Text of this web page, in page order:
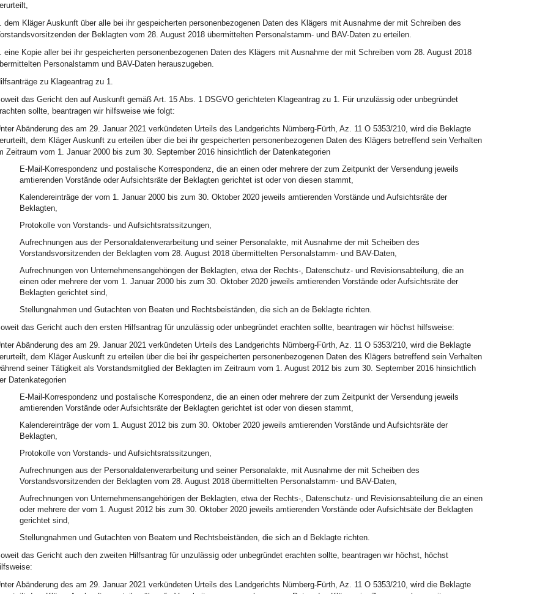
dem Kläger Auskunft über alle bei ihr gespeicherten personenbezogenen Daten des Klägers mit Ausnahme der mit Schreiben des
der Beklagten vom 28. August 2018 übermittelten Personalstamm- und BAV-Daten zu erteilen.
eine Kopie aller bei ihr gespeicherten personenbezogenen Daten des Klägers mit Ausnahme der mit Schreiben vom 28. August 2018
Personalstamm und BAV-Daten herauszugeben.
zu Klageantrag zu 1.
das Gericht den auf Auskunft gemäß Art. 15 Abs. 1 DSGVO gerichteten Klageantrag zu 1. Für unzulässig oder unbegründet
sollte, beantragen wir hilfsweise wie folgt:
Abänderung des am 29. Januar 2021 verkündeten Urteils des Landgerichts Nürnberg-Fürth, Az. 11 O 5353/210, wird die Beklagte
dem Kläger Auskunft zu erteilen über die bei ihr gespeicherten personenbezogenen Daten des Klägers betreffend sein Verhalten
Zeitraum vom 1. Januar 2000 bis zum 30. September 2016 hinsichtlich der Datenkategorien
E-Mail-Korrespondenz und postalische Korrespondenz, die an einen oder mehrere der zum Zeitpunkt der Versendung jeweils
amtierenden Vorstände oder Aufsichtsräte der Beklagten gerichtet ist oder von diesen stammt,
Kalendereinträge der vom 1. Januar 2000 bis zum 30. Oktober 2020 jeweils amtierenden Vorstände und Aufsichtsräte der
Beklagten,
Protokolle von Vorstands- und Aufsichtsratssitzungen,
Aufrechnungen aus der Personaldatenverarbeitung und seiner Personalakte, mit Ausnahme der mit Scheiben des
Vorstandsvorsitzenden der Beklagten vom 28. August 2018 übermittelten Personalstamm- und BAV-Daten,
Aufrechnungen von Unternehmensangehöngen der Beklagten, etwa der Rechts-, Datenschutz- und Revisionsabteilung, die an
einen oder mehrere der vom 1. Januar 2000 bis zum 30. Oktober 2020 jeweils amtierenden Vorstände oder Aufsichtsräte der
Beklagten gerichtet sind,
Stellungnahmen und Gutachten von Beaten und Rechtsbeiständen, die sich an de Beklagte richten.
das Gericht auch den ersten Hilfsantrag für unzulässig oder unbegründet erachten sollte, beantragen wir höchst hilfsweise:
Abänderung des am 29. Januar 2021 verkündeten Urteils des Landgerichts Nürnberg-Fürth, Az. 11 O 5353/210, wird die Beklagte
dem Kläger Auskunft zu erteilen über die bei ihr gespeicherten personenbezogenen Daten des Klägers betreffend sein Verhalten
seiner Tätigkeit als Vorstandsmitglied der Beklagten im Zeitraum vom 1. August 2012 bis zum 30. September 2016 hinsichtlich
Datenkategorien
E-Mail-Korrespondenz und postalische Korrespondenz, die an einen oder mehrere der zum Zeitpunkt der Versendung jeweils
amtierenden Vorstände oder Aufsichtsräte der Beklagten gerichtet ist oder von diesen stammt,
Kalendereinträge der vom 1. August 2012 bis zum 30. Oktober 2020 jeweils amtierenden Vorstände und Aufsichtsräte der
Beklagten,
Protokolle von Vorstands- und Aufsichtsratssitzungen,
Aufrechnungen aus der Personaldatenverarbeitung und seiner Personalakte, mit Ausnahme der mit Scheiben des
Vorstandsvorsitzenden der Beklagten vom 28. August 2018 übermittelten Personalstamm- und BAV-Daten,
Aufrechnungen von Unternehmensangehörigen der Beklagten, etwa der Rechts-, Datenschutz- und Revisionsabteilung die an einen
oder mehrere der vom 1. August 2012 bis zum 30. Oktober 2020 jeweils amtierenden Vorstände oder Aufsichtsäte der Beklagten
gerichtet sind,
Stellungnahmen und Gutachten von Beatern und Rechtsbeiständen, die sich an d Beklagte richten.
das Gericht auch den zweiten Hilfsantrag für unzulässig oder unbegründet erachten sollte, beantragen wir höchst, höchst
Abänderung des am 29. Januar 2021 verkündeten Urteils des Landgerichts Nürnberg-Fürth, Az. 11 O 5353/210, wird die Beklagte